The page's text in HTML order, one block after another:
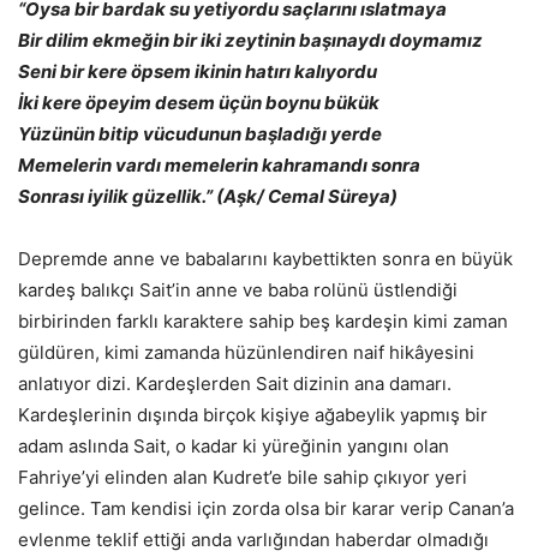
“Oysa bir bardak su yetiyordu saçlarını ıslatmaya
Bir dilim ekmeğin bir iki zeytinin başınaydı doymamız
Seni bir kere öpsem ikinin hatırı kalıyordu
İki kere öpeyim desem üçün boynu bükük
Yüzünün bitip vücudunun başladığı yerde
Memelerin vardı memelerin kahramandı sonra
Sonrası iyilik güzellik.” (Aşk/ Cemal Süreya)
Depremde anne ve babalarını kaybettikten sonra en büyük
kardeş balıkçı Sait’in anne ve baba rolünü üstlendiği
birbirinden farklı karaktere sahip beş kardeşin kimi zaman
güldüren, kimi zamanda hüzünlendiren naif hikâyesini
anlatıyor dizi. Kardeşlerden Sait dizinin ana damarı.
Kardeşlerinin dışında birçok kişiye ağabeylik yapmış bir
adam aslında Sait, o kadar ki yüreğinin yangını olan
Fahriye’yi elinden alan Kudret’e bile sahip çıkıyor yeri
gelince. Tam kendisi için zorda olsa bir karar verip Canan’a
evlenme teklif ettiği anda varlığından haberdar olmadığı